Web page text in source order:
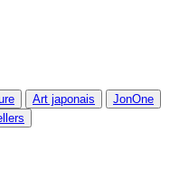
Art japonais
JonOne